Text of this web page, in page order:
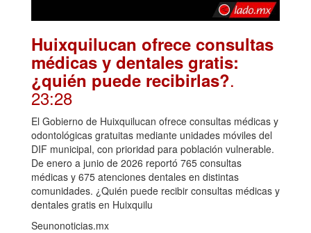
Huixquilucan ofrece consultas
médicas y dentales gratis:
¿quién puede recibirlas?.
23:28
El Gobierno de Huixquilucan ofrece consultas médicas y
odontológicas gratuitas mediante unidades móviles del
DIF municipal, con prioridad para población vulnerable.
De enero a junio de 2026 reportó 765 consultas
médicas y 675 atenciones dentales en distintas
comunidades. ¿Quién puede recibir consultas médicas y
dentales gratis en Huixquilu
Seunonoticias.mx